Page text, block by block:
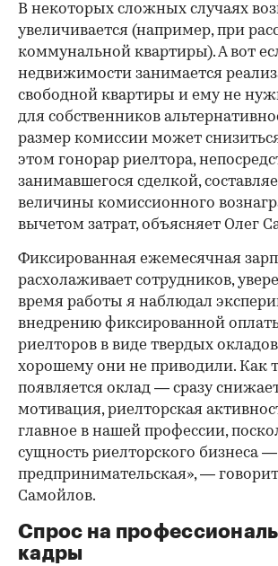
В некоторых сложных случаях
увеличивается (например, при
коммунальной квартиры). А вот
недвижимости занимается
свободной квартиры и ему не
для собственников
размер комиссии может
этом гонорар риелтора,
занимавшегося сделкой,
величины комиссионного
вычетом затрат, объясняет Олег
Фиксированная ежемесячная
расхолаживает сотрудников,
время работы я наблюдал
внедрению фиксированной
риелторов в виде твердых
хорошему они не приводили. Как
появляется оклад — сразу
мотивация, риелторская
главное в нашей профессии,
сущность риелторского бизнеса —
предпринимательская», —
Самойлов.
Спрос на
кадры